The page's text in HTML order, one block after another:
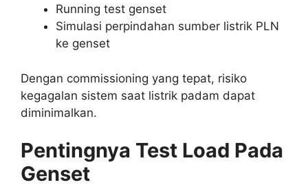
Running test genset
Simulasi perpindahan sumber listrik PLN
ke genset
Dengan commissioning yang tepat, risiko
kegagalan sistem saat listrik padam dapat
diminimalkan.
Pentingnya Test Load Pada
Genset